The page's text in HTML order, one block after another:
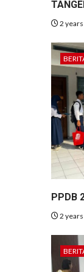
2
PPDB
2